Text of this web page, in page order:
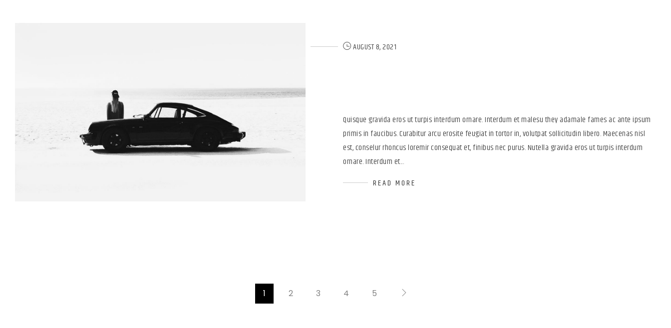
AUGUST 8, 2021
Quisque gravida eros ut turpis interdum ornare. Interdum et malesu they adamale fames ac ante ipsum
primis in faucibus. Curabitur arcu erosite feugiat in tortor in, volutpat sollicitudin libero. Maecenas nisl
est, conselur rhoncus loremir consequat et, finibus nec purus. Nutella gravida eros ut turpis interdum
ornare. Interdum et...
READ MORE
1 2 3 4 5